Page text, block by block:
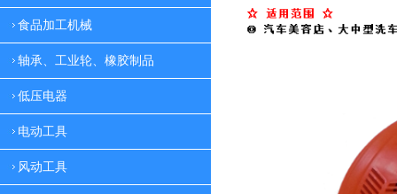
食品加工机械
轴承、工业轮、橡胶制品
低压电器
电动工具
风动工具